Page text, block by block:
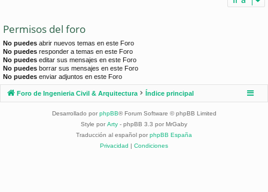
Permisos del foro
No puedes abrir nuevos temas en este Foro
No puedes responder a temas en este Foro
No puedes editar sus mensajes en este Foro
No puedes borrar sus mensajes en este Foro
No puedes enviar adjuntos en este Foro
Foro de Ingenieria Civil & Arquitectura Índice principal
Desarrollado por phpBB® Forum Software © phpBB Limited
Style por Arty - phpBB 3.3 por MrGaby
Traducción al español por phpBB España
Privacidad | Condiciones